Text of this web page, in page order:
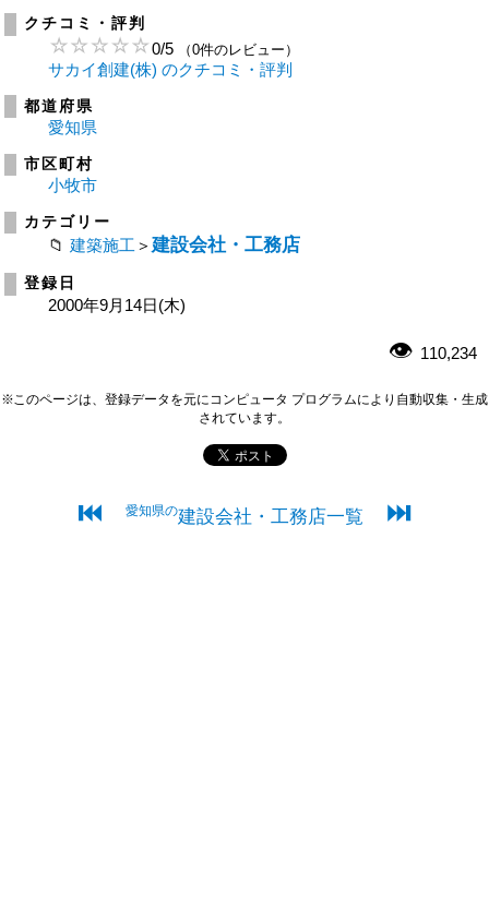
クチコミ・評判
0/5 （0件のレビュー）
サカイ創建(株) のクチコミ・評判
都道府県
愛知県
市区町村
小牧市
カテゴリー
建築施工 ＞ 建設会社・工務店
登録日
2000年9月14日(木)
110,234
※このページは、登録データを元にコンピュータ プログラムにより自動収集・生成
されています。
⏮ 愛知県の建設会社・工務店一覧 ⏭